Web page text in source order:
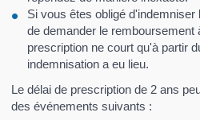
Si vous êtes obligé
de demander le remboursement
prescription ne court qu'à partir
indemnisation a eu lieu.
Le délai de prescription de 2 ans
des événements suivants :